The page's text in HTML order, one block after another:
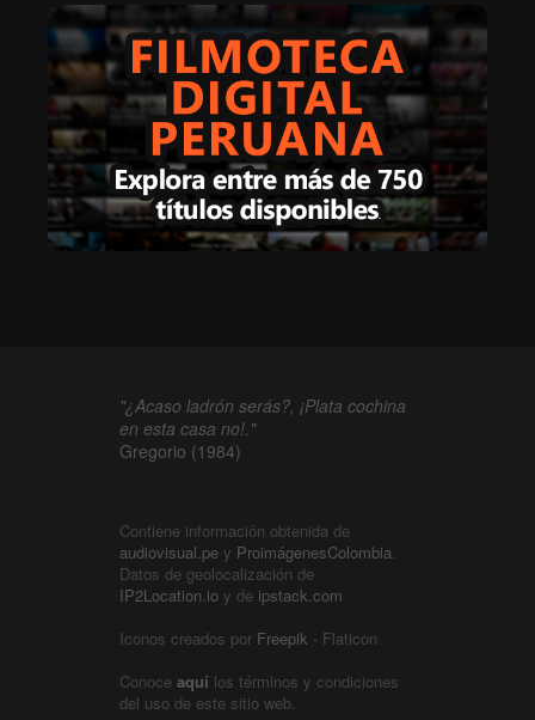
"¿Acaso ladrón serás?, ¡Plata cochina
en esta casa no!."
Gregorio (1984)
Contiene información obtenida de
audiovisual.pe y ProimágenesColombia.
Datos de geolocalización de
IP2Location.io y de ipstack.com
Iconos creados por Freepik - Flaticon
Conoce aquí los términos y condiciones
del uso de este sitio web.